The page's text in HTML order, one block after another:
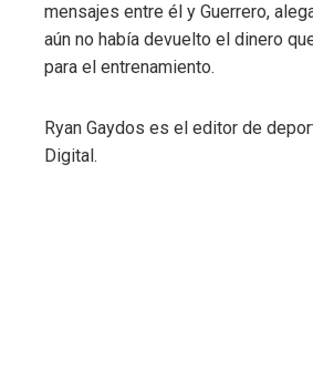
mensajes entre él y Guerrero,
aún no había devuelto el dinero
para el entrenamiento.
Ryan Gaydos es el editor de
Digital.